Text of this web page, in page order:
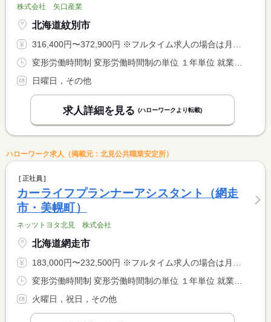
株式会社 矢口産業
北海道紋別市
316,400円〜372,900円 ※フルタイム求人の場合は月額（換算額）、パート求人の場合は時間額を表示しています。
日曜日，その他
求人詳細を見る (ハローワークより転載)
ハローワーク求人（掲載元：北見公共職業安定所）
正社員
カーライフプランナーアシスタント（網走
市・美幌町）
ネッツトヨタ北見 株式会社
北海道網走市
183,000円〜232,500円 ※フルタイム求人の場合は月額（換算額）、パート求人の場合は時間額を表示しています。
火曜日，祝日，その他